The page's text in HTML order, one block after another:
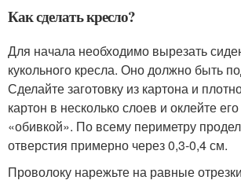
Как сделать кресло?
Для начала необходимо вырезать
кукольного кресла. Оно должно быть
Сделайте заготовку из картона и
картон в несколько слоев и оклейте
«обивкой». По всему периметру
отверстия примерно через 0,3-0,4 см.
Проволоку нарежьте на равные